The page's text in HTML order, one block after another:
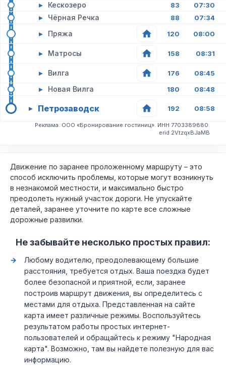
▸ Кескозеро 83 07:30
▸ Чёрная Речка 88 07:34
▸ Пряжа 120 08:00
▸ Матросы 158 08:31
▸ Вилга 176 08:45
▸ Новая Вилга 180 08:48
▸ Петрозаводск 192 08:58
Реклама. ООО «Бронирование гостиниц». ИНН 7703389880.
erid 2VtzqxBJaMB
Движение по заранее проложенному маршруту – это
способ исключить проблемы, которые могут возникнуть
в незнакомой местности, и максимально быстро
преодолеть нужный участок дороги. Не упускайте
деталей, заранее уточните по карте все сложные
дорожные развилки.
Не забывайте несколько простых правил:
Любому водителю, преодолевающему большие
расстояния, требуется отдых. Ваша поездка будет
более безопасной и приятной, если, заранее
построив маршрут движения, вы определитесь с
местами для отдыха. Представленная на сайте
карта имеет различные режимы. Воспользуйтесь
результатом работы простых интернет-
пользователей и обращайтесь к режиму "Народная
карта". Возможно, там вы найдете полезную для вас
информацию.